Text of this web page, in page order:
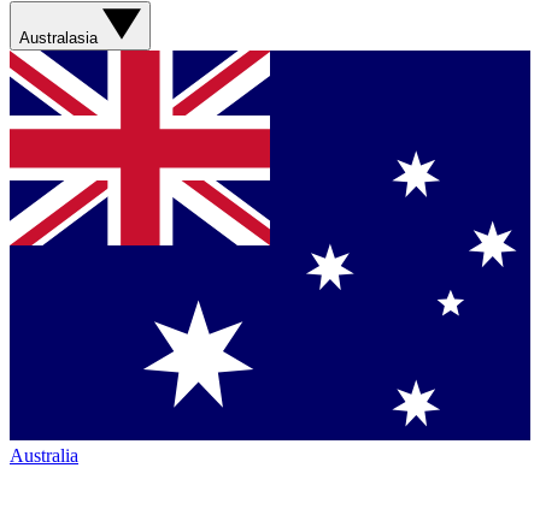
Australasia
Australia